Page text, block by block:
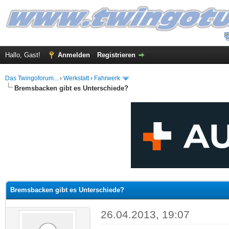
Hallo, Gast! Anmelden Registrieren
Das Twingoforum... › Werkstatt› Fahrwerk
Bremsbacken gibt es Unterschiede?
Bremsbacken gibt es Unterschiede?
26.04.2013, 19:07